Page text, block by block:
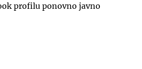
profilu ponovno javno